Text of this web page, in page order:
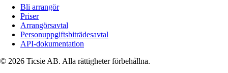
Bli arrangör
Priser
Arrangörsavtal
Personuppgiftsbiträdesavtal
API-dokumentation
© 2026 Ticsie AB. Alla rättigheter förbehållna.